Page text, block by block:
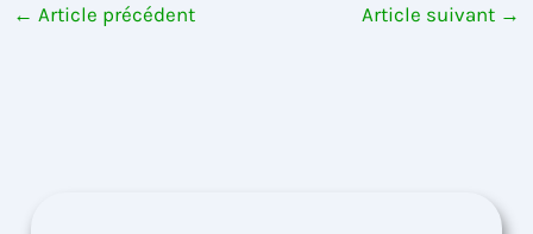
← Article précédent Article suivant →